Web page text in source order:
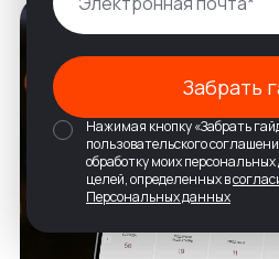
Забрать
Нажимая кнопку «Забрать
пользовательского
обработку моих
целей, определенных в
Персональных данных